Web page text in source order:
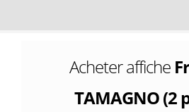
Acheter affiche
TAMAGNO (2